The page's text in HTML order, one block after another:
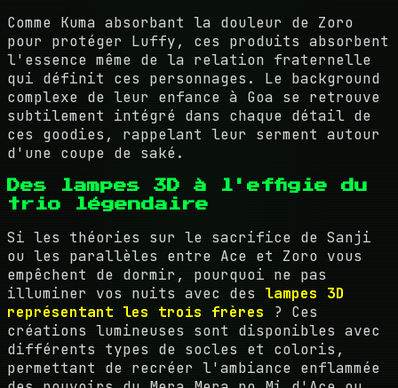
Comme Kuma absorbant la douleur de Zoro
pour protéger Luffy, ces produits absorbent
l'essence même de la relation fraternelle
qui définit ces personnages. Le background
complexe de leur enfance à Goa se retrouve
subtilement intégré dans chaque détail de
ces goodies, rappelant leur serment autour
d'une coupe de saké.
Des lampes 3D à l'effigie du
trio légendaire
Si les théories sur le sacrifice de Sanji
ou les parallèles entre Ace et Zoro vous
empêchent de dormir, pourquoi ne pas
illuminer vos nuits avec des lampes 3D
représentant les trois frères ? Ces
créations lumineuses sont disponibles avec
différents types de socles et coloris,
permettant de recréer l'ambiance enflammée